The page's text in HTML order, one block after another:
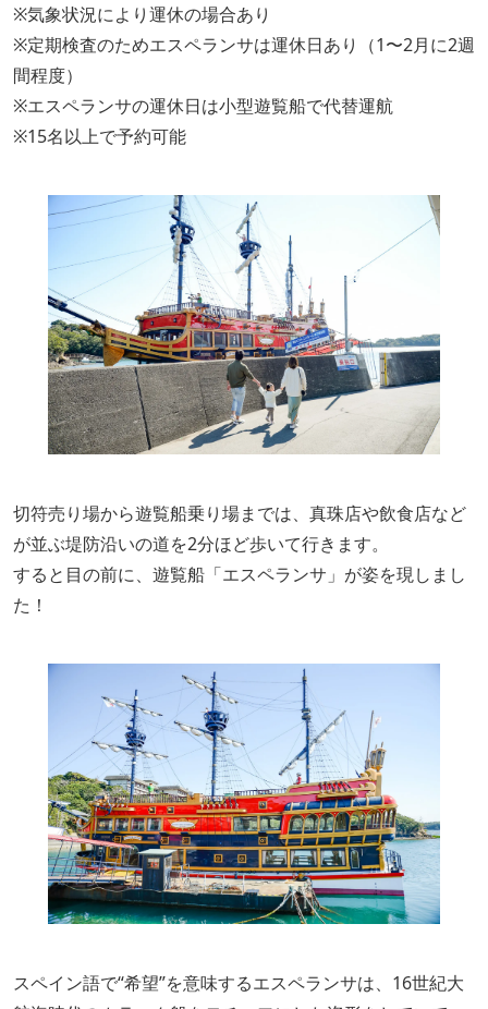
※気象状況により運休の場合あり
※定期検査のためエスペランサは運休日あり（1〜2月に2週
間程度）
※エスペランサの運休日は小型遊覧船で代替運航
※15名以上で予約可能
切符売り場から遊覧船乗り場までは、真珠店や飲食店など
が並ぶ堤防沿いの道を2分ほど歩いて行きます。
すると目の前に、遊覧船「エスペランサ」が姿を現しまし
た！
スペイン語で“希望”を意味するエスペランサは、16世紀大